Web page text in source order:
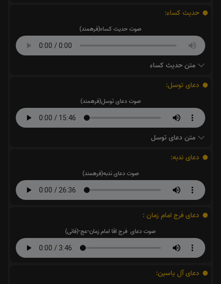
حدیث کساء:
صوت حدیث کساء(فرهمند)
متن حدیث کساء
دعای توسل:
صوت دعای توسل(فرهمند)
متن دعای توسل
دعای ندبه:
صوت دعای ندبه(فرهمند)
دعای فرج امام زمان :
صوت دعای فرج اقا امام زمان-عج-(فانی)
دعای آل یاسین: